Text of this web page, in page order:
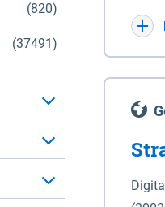
(820)
(37491)
WGS
für
der in